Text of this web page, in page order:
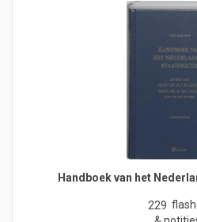
Handboek van het
229